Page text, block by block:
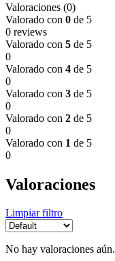
Valoraciones (0)
Valorado con 0 de 5
0 reviews
Valorado con 5 de 5
0
Valorado con 4 de 5
0
Valorado con 3 de 5
0
Valorado con 2 de 5
0
Valorado con 1 de 5
0
Valoraciones
Limpiar filtro
No hay valoraciones aún.